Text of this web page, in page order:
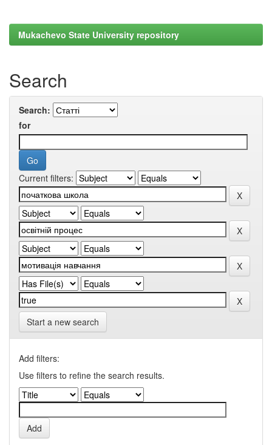
Mukachevo State University repository
Search
Search:
for
Current filters:
Start a new search
Add filters:
Use filters to refine the search results.